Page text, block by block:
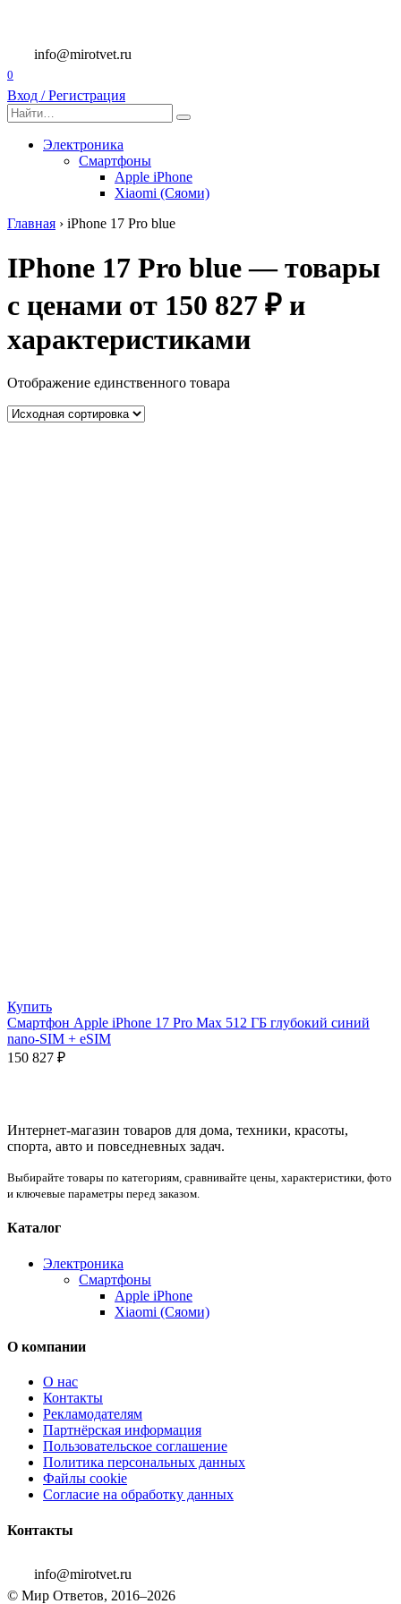
содержанию
info@mirotvet.ru
0
Вход / Регистрация
Search
for:
Электроника
Смартфоны
Apple iPhone
Xiaomi (Сяоми)
Главная › iPhone 17 Pro blue
IPhone 17 Pro blue — товары
с ценами от 150 827 ₽ и
характеристиками
Отображение единственного товара
Купить
Смартфон Apple iPhone 17 Pro Max 512 ГБ глубокий синий
nano-SIM + eSIM
150 827 ₽
Интернет-магазин товаров для дома, техники, красоты,
спорта, авто и повседневных задач.
Выбирайте товары по категориям, сравнивайте цены, характеристики, фото
и ключевые параметры перед заказом.
Каталог
Электроника
Смартфоны
Apple iPhone
Xiaomi (Сяоми)
О компании
О нас
Контакты
Рекламодателям
Партнёрская информация
Пользовательское соглашение
Политика персональных данных
Файлы cookie
Согласие на обработку данных
Контакты
info@mirotvet.ru
© Мир Ответов, 2016–2026